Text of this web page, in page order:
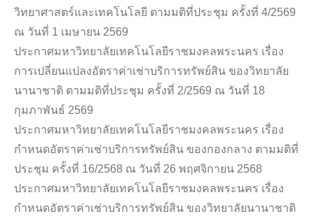
วิทยาศาสตร์และเทคโนโลยี ตามมติที่ประชุม ครั้งที่ 4/2569
ณ วันที่ 1 เมษายน 2569
ประกาศมหาวิทยาลัยเทคโนโลยีราชมงคลพระนคร เรื่อง
การเปลี่ยนแปลงอัตราค่าเช่าบริการทรัพย์สิน ของวิทยาลัย
นานาชาติ ตามมติที่ประชุม ครั้งที่ 2/2569 ณ วันที่ 18
กุมภาพันธ์ 2569
ประกาศมหาวิทยาลัยเทคโนโลยีราชมงคลพระนคร เรื่อง
กำหนดอัตราค่าเช่าบริการทรัพย์สิน ของกองกลาง ตามมติที่
ประชุม ครั้งที่ 16/2568 ณ วันที่ 26 พฤศจิกายน 2568
ประกาศมหาวิทยาลัยเทคโนโลยีราชมงคลพระนคร เรื่อง
กำหนดอัตราค่าเช่าบริการทรัพย์สิน ของวิทยาลัยนานาชาติ